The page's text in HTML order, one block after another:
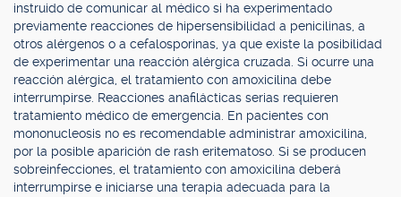
instruido de comunicar al médico si ha experimentado
previamente reacciones de hipersensibilidad a penicilinas, a
otros alérgenos o a cefalosporinas, ya que existe la posibilidad
de experimentar una reacción alérgica cruzada. Si ocurre una
reacción alérgica, el tratamiento con amoxicilina debe
interrumpirse. Reacciones anafilácticas serias requieren
tratamiento médico de emergencia. En pacientes con
mononucleosis no es recomendable administrar amoxicilina,
por la posible aparición de rash eritematoso. Si se producen
sobreinfecciones, el tratamiento con amoxicilina deberá
interrumpirse e iniciarse una terapia adecuada para la